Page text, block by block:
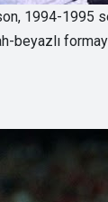
1994-1995
beyazlı